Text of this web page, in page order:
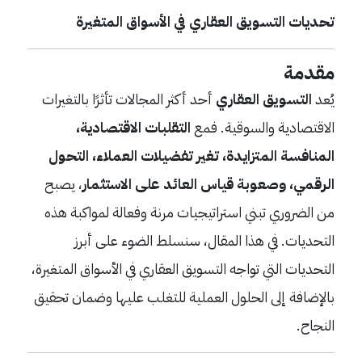
تحديات التسويق العقاري في الأسواق المتغيرة
مقدمة
يُعدالتسويق العقاري أحد أكثر المجالات تأثرًا بالتغيرات
الاقتصادية والسوقية. فمع التقلبات الاقتصادية،
المنافسة المتزايدة، تغير تفضيلات العملاء، التحول
الرقمي، وصعوبة قياس العائد على الاستثمار، يصبح
من الضروري تبني استراتيجيات مرنة وفعالة لمواكبة هذه
التحديات. في هذا المقال، سنسلط الضوء على أبرز
التحديات التي تواجه التسويق العقاري في الأسواق المتغيرة،
بالإضافة إلى الحلول العملية للتغلب عليها وضمان تحقيق
النجاح.